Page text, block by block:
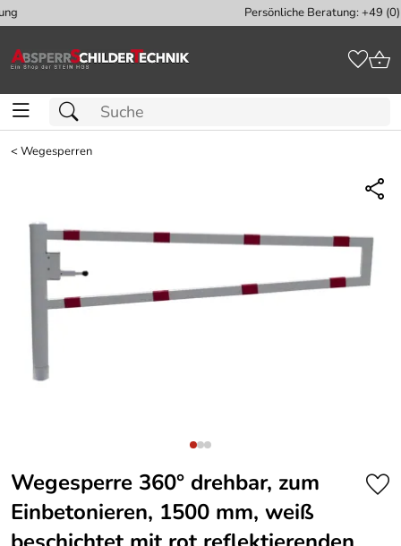
Persönliche Beratung: +49 (0) 40 - 702 918 160
<Wegesperren
Wegesperre 360° drehbar, zum
Einbetonieren, 1500 mm, weiß